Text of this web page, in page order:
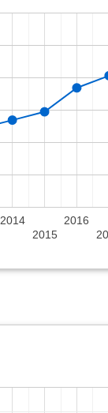
2014
2015
2016